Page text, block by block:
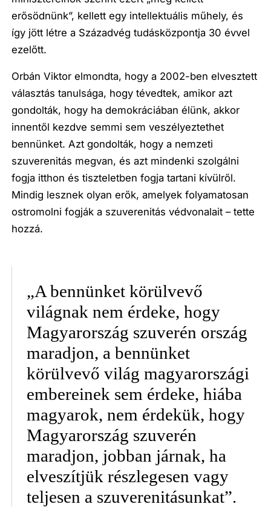
erősödnünk”, kellett egy intellektuális műhely, és
így jött létre a Századvég tudásközpontja 30 évvel
ezelőtt.
Orbán Viktor elmondta, hogy a 2002-ben elvesztett
választás tanulsága, hogy tévedtek, amikor azt
gondolták, hogy ha demokráciában élünk, akkor
innentől kezdve semmi sem veszélyeztethet
bennünket. Azt gondolták, hogy a nemzeti
szuverenitás megvan, és azt mindenki szolgálni
fogja itthon és tiszteletben fogja tartani kívülről.
Mindig lesznek olyan erők, amelyek folyamatosan
ostromolni fogják a szuverenitás védvonalait – tette
hozzá.
„A bennünket körülvevő
világnak nem érdeke, hogy
Magyarország szuverén ország
maradjon, a bennünket
körülvevő világ magyarországi
embereinek sem érdeke, hiába
magyarok, nem érdekük, hogy
Magyarország szuverén
maradjon, jobban járnak, ha
elveszítjük részlegesen vagy
teljesen a szuverenitásunkat”.